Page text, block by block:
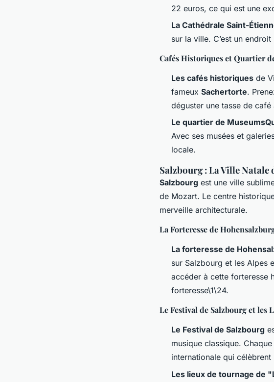
22 euros, ce qui est une
La Cathédrale Saint-
sur la ville. C’est un
Cafés Historiques et Quartier
Les cafés historiques de
fameux Sachertorte.
déguster une tasse de
Le quartier de
Avec ses musées et
locale.
Salzbourg : La Ville Natale
Salzbourg est une ville
de Mozart. Le centre
merveille architecturale.
La Forteresse de
La forteresse de
sur Salzbourg et les Alpes
accéder à cette forteresse
forteresse\1\24.
Le Festival de Salzbourg et les
Le Festival de Salzbourg
musique classique.
internationale qui célèbrent
Les lieux de tournage de